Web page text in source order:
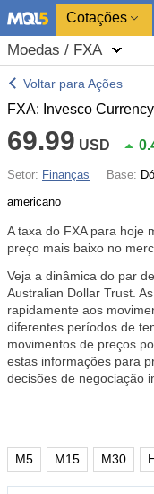
Cotações
Moedas / FXA
Voltar para Ações
FXA: Invesco
69.99 USD
Setor: Finanças Base:
americano
A taxa do FXA para hoje
preço mais baixo no
Veja a dinâmica do par
Australian Dollar Trust.
rapidamente aos
diferentes períodos de
movimentos de preços
estas informações para
decisões de negociação
M5 M15 M30